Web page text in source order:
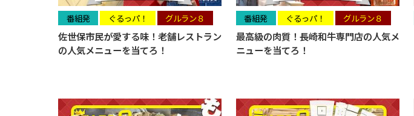
番組発 ぐるっパ！ グルラン８
佐世保市民が愛する味！老舗レストラン
の人気メニューを当てろ！
番組発 ぐるっパ！ グルラン８
最高級の肉質！長崎和牛専門店の人気メ
ニューを当てろ！